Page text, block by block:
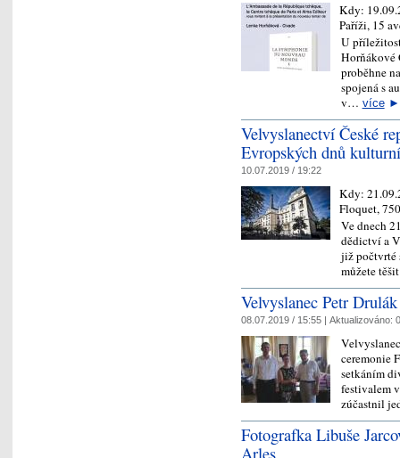
Kdy:
Paříži, 15
U
Horňákové
proběhne
spojená s
v… více►
Velvyslanectví České
Evropských dnů
10.07.2019 / 19:22
Kdy:
Floquet,
Ve dnech
dědictví a
již počtvrté
můžete
Velvyslanec Petr
08.07.2019 / 15:55 | Aktualizováno:
ceremonie
setkáním
festivalem
zúčastnil
Fotografka Libuše
Arles